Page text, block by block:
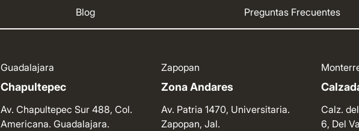
Blog
Preguntas Frecuentes
Guadalajara
Chapultepec
Av. Chapultepec Sur 488, Col.
Americana. Guadalajara.
Zapopan
Zona Andares
Av. Patria 1470, Universitaria.
Zapopan, Jal.
Calz.
6, Del